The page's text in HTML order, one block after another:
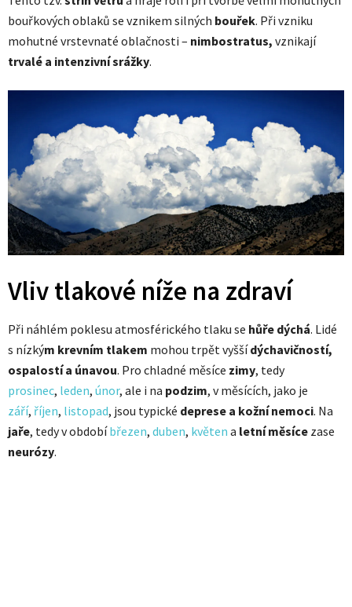
bouřkových oblaků se vznikem silných bouřek. Při vzniku
mohutné vrstevnaté oblačnosti – nimbostratus, vznikají
trvalé a intenzivní srážky.
Vliv tlakové níže na zdraví
Při náhlém poklesu atmosférického tlaku se hůře dýchá. Lidé
s nízkým krevním tlakem mohou trpět vyššídýchavičností,
ospalostí a únavou. Pro chladné měsíce zimy, tedy
prosinec, leden, únor, ale i na podzim, v měsících, jako je
září, říjen, listopad, jsou typické deprese a kožní nemoci. Na
jaře, tedy v obdobíbřezen, duben, květen a letní měsíce zase
neurózy.